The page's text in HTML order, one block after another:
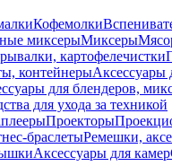
Кофемолки
миксерыМиксеры
картофелечистки
контейнерыАксессуары
для блендеров,
для ухода за техникой
Проекторы
браслетыРемешки,
Аксессуары для камер